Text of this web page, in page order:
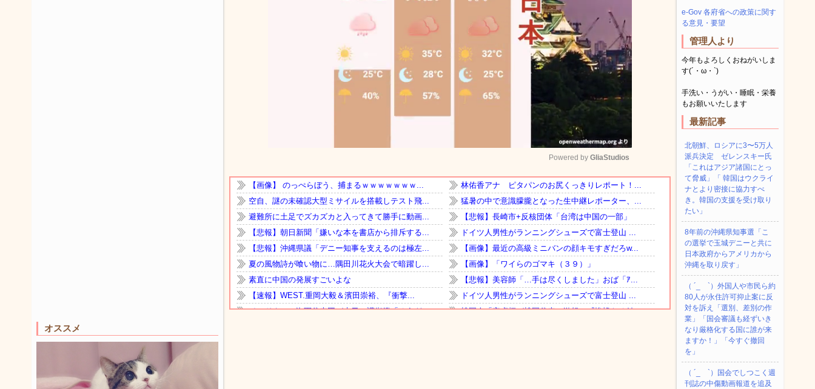
オススメ
Mute
Powered by GliaStudios
e-Gov 各府省への政策に関す
る意見・要望
管理人より
今年もよろしくおねがいしま
す(´・ω・`)
手洗い・うがい・睡眠・栄養
もお願いいたします
最新記事
北朝鮮、ロシアに3〜5万人
派兵決定 ゼレンスキー氏
「これはアジア諸国にとっ
て脅威」「 韓国はウクライ
ナとより密接に協力すべ
き。韓国の支援を受け取り
たい」
8年前の沖縄県知事選「こ
の選挙で玉城デニーと共に
日本政府からアメリカから
沖縄を取り戻す」
（ ´_ゝ`）外国人や市民ら約
80人が永住許可抑止案に反
対を訴え「選別、差別の作
業」「国会審議も経ずいき
なり厳格化する国に誰が来
ますか！」「今すぐ撤回
を」
（ ´_ゝ`）国会でしつこく週
刊誌の中傷動画報道を追及